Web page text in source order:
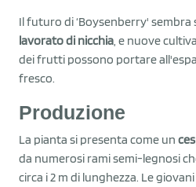
Il futuro di ‘Boysenberry' sembra
lavorato di nicchia , e nuove
dei frutti possono portare
fresco.
Produzione
La pianta si presenta come un
da numerosi rami semi-legnosi
circa i 2 m di lunghezza. Le